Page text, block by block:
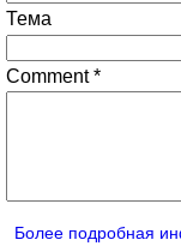
Тема
Comment*
Более подробная